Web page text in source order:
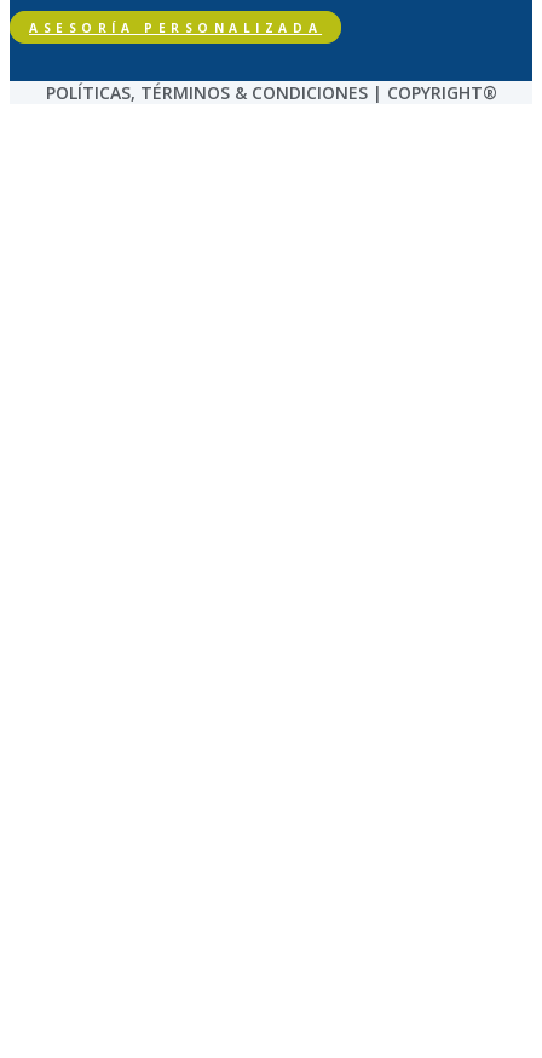
ASESORÍA PERSONALIZADA
POLÍTICAS, TÉRMINOS & CONDICIONES | COPYRIGHT®